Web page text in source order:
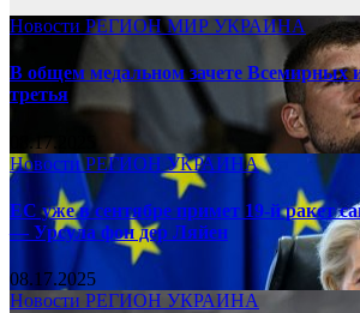
Новости РЕГИОНМИР УКРАИНА
В общем медальном зачете Всемирных
третья
08.17.2025
НовостиРЕГИОНУКРАИНА
ЕС уже в сентябре примет 19-й ракет
— Урсула фон дер Ляйен
08.17.2025
Новости РЕГИОН УКРАИНА